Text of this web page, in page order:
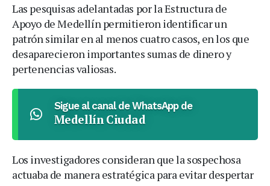
Las pesquisas adelantadas por la Estructura de
Apoyo de Medellín permitieron identificar un
patrón similar en al menos cuatro casos, en los que
desaparecieron importantes sumas de dinero y
pertenencias valiosas.
Sigue al canal de WhatsApp de
Medellín Ciudad
Los investigadores consideran que la sospechosa
actuaba de manera estratégica para evitar despertar